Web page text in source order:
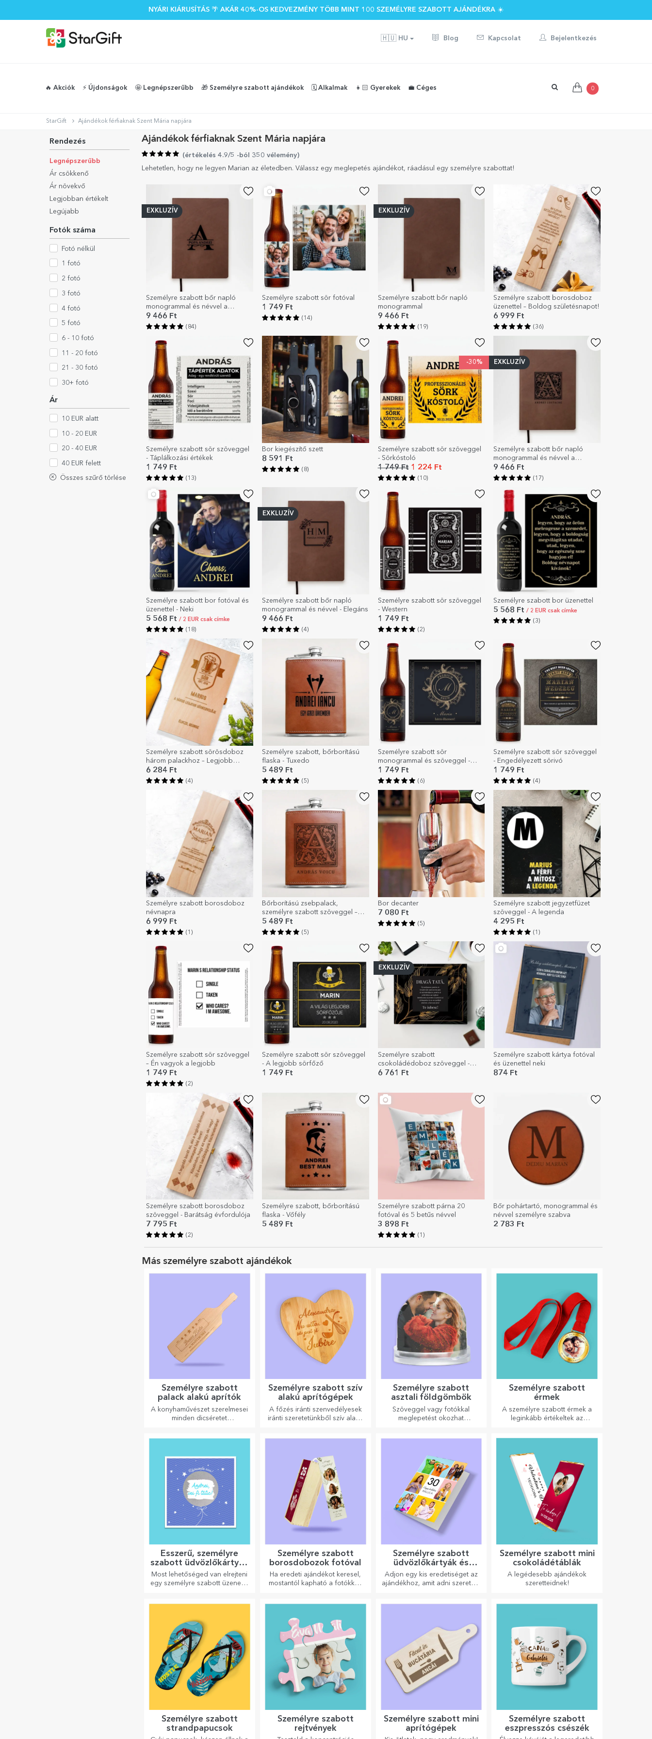
NYÁRI KIÁRUSÍTÁS 🌴 AKÁR 40%-OS KEDVEZMÉNY TÖBB MINT 100 SZEMÉLYRE SZABOTT AJÁNDÉKRA ☀️
🇭🇺 HU Blog Kapcsolat Bejelentkezés
🔥 Akciók ⚡️ Újdonságok 🤩 Legnépszerűbb 🎁 Személyre szabott ajándékok 🗓️ Alkalmak 👧🏻 Gyerekek 💼 Céges 0
StarGift Ajándékok férfiaknak Szent Mária napjára
Rendezés
Legnépszerűbb
Ár csökkenő
Ár növekvő
Legjobban értékelt
Legújabb
Fotók száma
Fotó nélkül
1 fotó
2 fotó
3 fotó
4 fotó
5 fotó
6 - 10 fotó
11 - 20 fotó
21 - 30 fotó
30+ fotó
Ár
10 EUR alatt
10 - 20 EUR
20 - 40 EUR
40 EUR felett
Összes szűrő törlése
Ajándékok férfiaknak Szent Mária napjára
(értékelés 4.9/5 -ból 350 vélemény)
Lehetetlen, hogy ne legyen Marian az életedben. Válassz egy meglepetés ajándékot, ráadásul egy személyre szabottat!
EXKLUZÍV
Személyre szabott bőr napló
monogrammal és névvel a
közepén
9 466 Ft
(84)
Személyre szabott sör fotóval
1 749 Ft
(14)
EXKLUZÍV
Személyre szabott bőr napló
monogrammal
9 466 Ft
(19)
Személyre szabott borosdoboz
üzenettel – Boldog születésnapot!
6 999 Ft
(36)
Személyre szabott sör szöveggel
- Táplálkozási értékek
1 749 Ft
(13)
Bor kiegészítő szett
8 591 Ft
(8)
-30%
Személyre szabott sör szöveggel
- Sörkóstoló
1 749 Ft1 224 Ft
(10)
EXKLUZÍV
Személyre szabott bőr napló
monogrammal és névvel a
névnapra
9 466 Ft
(17)
Személyre szabott bor fotóval és
üzenettel - Neki
5 568 Ft / 2 EUR csak címke
(18)
EXKLUZÍV
Személyre szabott bőr napló
monogrammal és névvel - Elegáns
9 466 Ft
(4)
Személyre szabott sör szöveggel
- Western
1 749 Ft
(2)
Személyre szabott bor üzenettel
5 568 Ft/ 2 EUR csak címke
(3)
Személyre szabott sörösdoboz
három palackhoz – Legjobb
sörivó
6 284 Ft
(4)
Személyre szabott, bőrborítású
flaska - Tuxedo
5 489 Ft
(5)
Személyre szabott sör
monogrammal és szöveggel -
Virágos elegancia
1 749 Ft
(6)
Személyre szabott sör szöveggel
- Engedélyezett sörivó
1 749 Ft
(4)
Személyre szabott borosdoboz
névnapra
6 999 Ft
(1)
Bőrborítású zsebpalack,
személyre szabott szöveggel –
monogrammal és névvel
5 489 Ft
(5)
Bor decanter
7 080 Ft
(5)
Személyre szabott jegyzetfüzet
szöveggel - A legenda
4 295 Ft
(1)
Személyre szabott sör szöveggel
– Én vagyok a legjobb
1 749 Ft
(2)
Személyre szabott sör szöveggel
- A legjobb sörfőző
1 749 Ft
EXKLUZÍV
Személyre szabott
csokoládédoboz szöveggel -
Kedves apa
6 761 Ft
Személyre szabott kártya fotóval
és üzenettel neki
874 Ft
Személyre szabott borosdoboz
szöveggel - Barátság évfordulója
7 795 Ft
(2)
Személyre szabott, bőrborítású
flaska - Vőfély
5 489 Ft
Személyre szabott párna 20
fotóval és 5 betűs névvel
3 898 Ft
(1)
Bőr pohártartó, monogrammal és
névvel személyre szabva
2 783 Ft
Más személyre szabott ajándékok
Személyre szabott
palack alakú aprítók
A konyhaművészet szerelmesei
minden dicséretet
Személyre szabott szív
alakú aprítógépek
A főzés iránti szenvedélyesek
iránti szeretetünkből szív alakú
Személyre szabott
asztali földgömbök
Szöveggel vagy fotókkal
meglepetést okozhat
Személyre szabott
érmek
A személyre szabott érmek a
leginkább értékeltek az
Ésszerű, személyre
szabott üdvözlőkártyák
és kártyák
Most lehetőséged van elrejteni
egy személyre szabott üzenetet
Személyre szabott
borosdobozok fotóval
Ha eredeti ajándékot keresel,
mostantól kapható a fotókkal/
Személyre szabott
üdvözlőkártyák és
képeslapok
Adjon egy kis eredetiséget az
ajándékhoz, amit adni szeretne.
Személyre szabott mini
csokoládétáblák
A legédesebb ajándékok
szeretteidnek!
Személyre szabott
strandpapucsok
Személyre szabott
rejtvények
Személyre szabott mini
aprítógépek
Személyre szabott
eszpresszós csészék